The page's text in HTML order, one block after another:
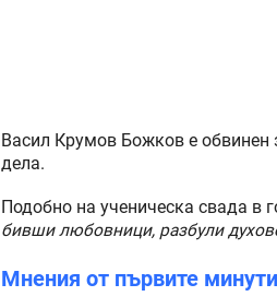
Васил Крумов Божков е обвинен
дела.
Подобно на ученическа свада в
бивши любовници, разбули
Мнения от първите минути